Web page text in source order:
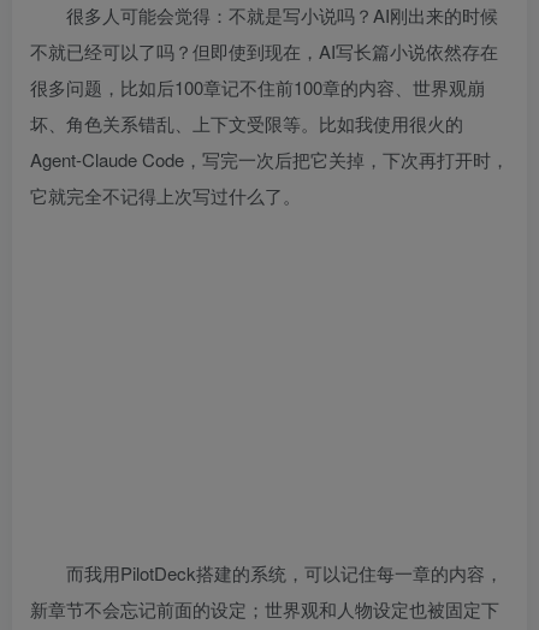
很多人可能会觉得：不就是写小说吗？AI刚出来的时候
不就已经可以了吗？但即使到现在，AI写长篇小说依然存在
很多问题，比如后100章记不住前100章的内容、世界观崩
坏、角色关系错乱、上下文受限等。比如我使用很火的
Agent-Claude Code，写完一次后把它关掉，下次再打开时，
它就完全不记得上次写过什么了。
而我用PilotDeck搭建的系统，可以记住每一章的内容，
新章节不会忘记前面的设定；世界观和人物设定也被固定下